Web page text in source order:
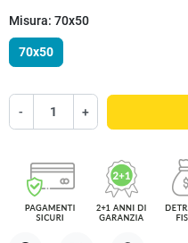
Misura: 70x50
70x50
- +